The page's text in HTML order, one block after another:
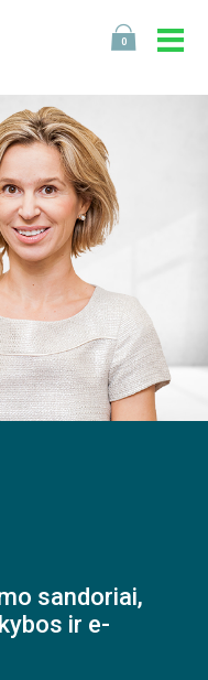
0
sandoriai,
ir e-